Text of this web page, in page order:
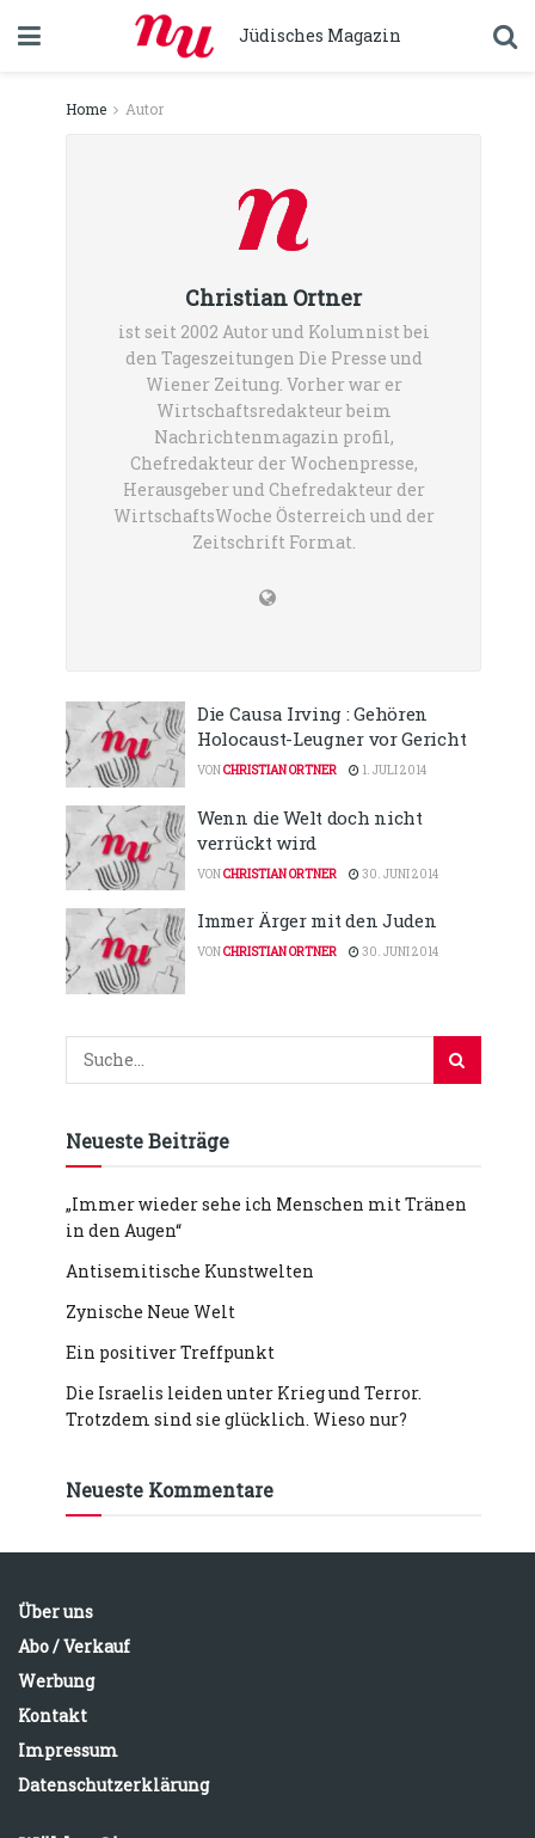
Jüdisches Magazin
Home Autor
Christian Ortner
ist seit 2002 Autor und Kolumnist bei
den Tageszeitungen Die Presse und
Wiener Zeitung. Vorher war er
Wirtschaftsredakteur beim
Nachrichtenmagazin profil,
Chefredakteur der Wochenpresse,
Herausgeber und Chefredakteur der
WirtschaftsWoche Österreich und der
Zeitschrift Format.
Die Causa Irving : Gehören
Holocaust-Leugner vor Gericht
VONCHRISTIAN ORTNER 1. JULI 2014
Wenn die Welt doch nicht
verrückt wird
VONCHRISTIAN ORTNER 30. JUNI 2014
Immer Ärger mit den Juden
VONCHRISTIAN ORTNER 30. JUNI 2014
Neueste Beiträge
„Immer wieder sehe ich Menschen mit Tränen
in den Augen“
Antisemitische Kunstwelten
Zynische Neue Welt
Ein positiver Treffpunkt
Die Israelis leiden unter Krieg und Terror.
Trotzdem sind sie glücklich. Wieso nur?
Neueste Kommentare
Über uns
Abo / Verkauf
Werbung
Kontakt
Impressum
Datenschutzerklärung